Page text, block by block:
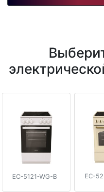
EC-5121-WG-B EC-